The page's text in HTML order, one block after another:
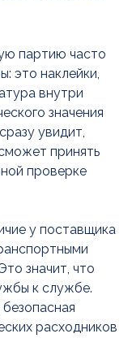
партию часто
это наклейки,
внутри
значения
увидит,
принять
проверке
у поставщика
значит, что
к службе.
расходников